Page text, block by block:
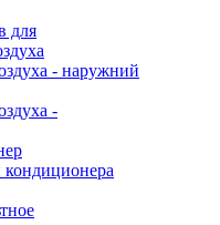
для
- наружний
-